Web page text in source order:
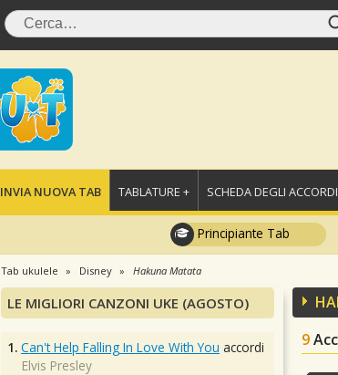
INVIA NUOVA TAB TABLATURE + SCHEDA DEGLI
Principiante Tab
Tab ukulele Disney Hakuna Matata
9
LE MIGLIORI CANZONI UKE (AGOSTO)
1. Can't Help Falling In Love With You accordi
Elvis Presley